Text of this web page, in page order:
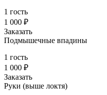
1 гость
1 000 ₽
Заказать
Подмышечные впадины
1 гость
1 000 ₽
Заказать
Руки (выше локтя)